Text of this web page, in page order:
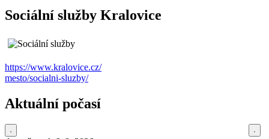
Sociální služby Kralovice
https://www.kralovice.cz/
mesto/socialni-sluzby/
Aktuální počasí